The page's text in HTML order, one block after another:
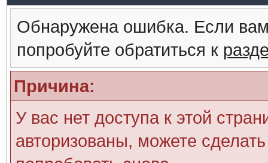
Обнаружена ошибка. Если
попробуйте обратиться к
Причина:
У вас нет доступа к этой
авторизованы, можете